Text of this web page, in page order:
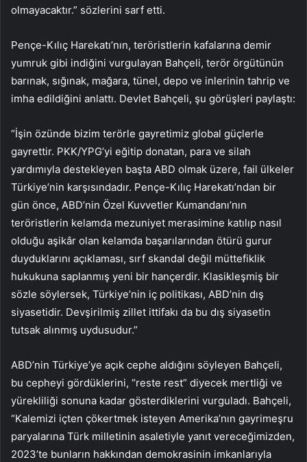
olmayacaktır.” sözlerini sarf etti.
Pençe-Kılıç Harekatı’nın, teröristlerin kafalarına demir
yumruk gibi indiğini vurgulayan Bahçeli, terör örgütünün
barınak, sığınak, mağara, tünel, depo ve inlerinin tahrip ve
imha edildiğini anlattı. Devlet Bahçeli, şu görüşleri paylaştı:
“İşin özünde bizim terörle gayretimiz global güçlerle
gayrettir. PKK/YPG’yi eğitip donatan, para ve silah
yardımıyla destekleyen başta ABD olmak üzere, fail ülkeler
Türkiye’nin karşısındadır. Pençe-Kılıç Harekatı’ndan bir
gün önce, ABD’nin Özel Kuvvetler Kumandanı’nın
teröristlerin kelamda mezuniyet merasimine katılıp nasıl
olduğu aşikâr olan kelamda başarılarından ötürü gurur
duyduklarını açıklaması, sırf skandal değil müttefiklik
hukukuna saplanmış yeni bir hançerdir. Klasikleşmiş bir
sözle söylersek, Türkiye’nin iç politikası, ABD’nin dış
siyasetidir. Devşirilmiş zillet ittifakı da bu dış siyasetin
tutsak alınmış uydusudur.”
ABD’nin Türkiye’ye açık cephe aldığını söyleyen Bahçeli,
bu cepheyi gördüklerini, “reste rest” diyecek mertliği ve
yürekliliği sonuna kadar gösterdiklerini vurguladı. Bahçeli,
“Kalemizi içten çökertmek isteyen Amerika’nın gayrimeşru
paryalarına Türk milletinin asaletiyle yanıt vereceğimizden,
2023’te bunların hakkından demokrasinin imkanlarıyla